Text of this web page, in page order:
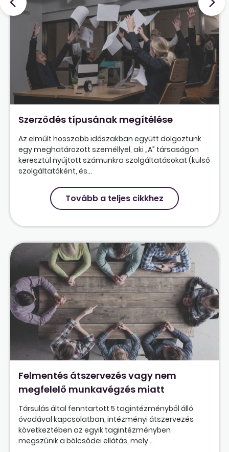
Szerződés típusának megítélése
Az elmúlt hosszabb időszakban együtt dolgoztunk
egy meghatározott személlyel, aki „A” társaságon
keresztül nyújtott számunkra szolgáltatásokat (külső
szolgáltatóként, és...
Tovább a teljes cikkhez
Felmentés átszervezés vagy nem
megfelelő munkavégzés miatt
Társulás által fenntartott 5 tagintézményből álló
óvodával kapcsolatban, intézményi átszervezés
következtében az egyik tagintézményben
megszűnik a bölcsődei ellátás, mely...